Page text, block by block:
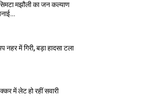
मझौली का जन कल्याण
नहर में गिरी, बड़ा हादसा टला
में लेट हो रहीं सवारी